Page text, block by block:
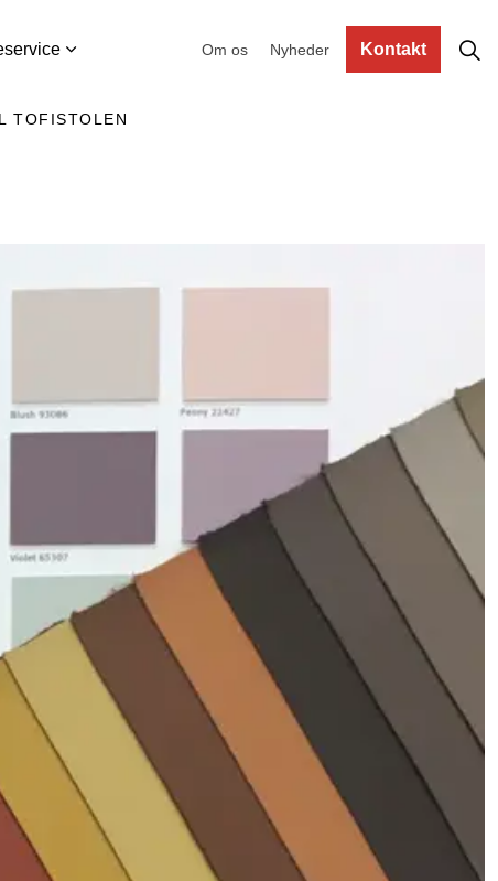
Om os Nyheder Kontakt
TOFISTOLEN